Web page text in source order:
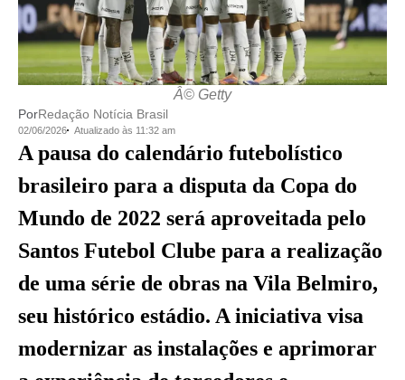
Â© Getty
PorRedação Notícia Brasil
02/06/2026 Atualizado às 11:32 am
A pausa do calendário futebolístico
brasileiro para a disputa da Copa do
Mundo de 2022 será aproveitada pelo
Santos Futebol Clube para a realização
de uma série de obras na Vila Belmiro,
seu histórico estádio. A iniciativa visa
modernizar as instalações e aprimorar